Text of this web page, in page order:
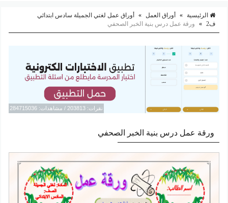
الرئيسية » أوراق العمل »
أوراق عمل لغتي الجميلة سادس ابتدائي
ف2
» ورقة عمل درس بنية الخبر الصحفي
نقرات: 203813 / مشاهدات: 284715036
ورقة عمل درس بنية الخبر الصحفي